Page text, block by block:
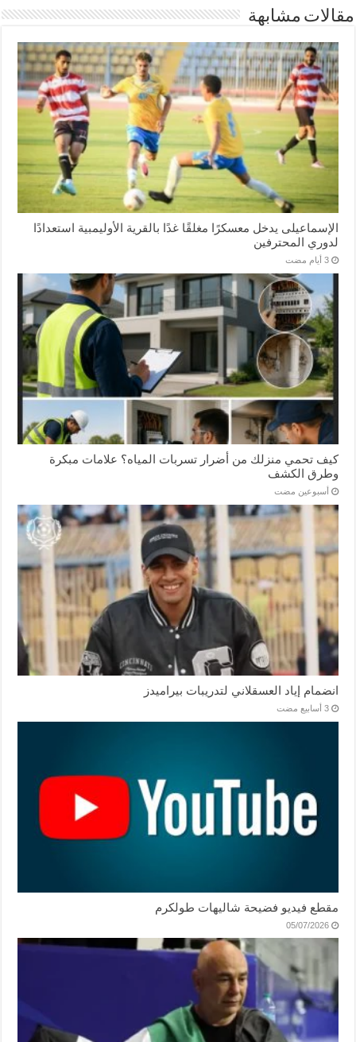
مقالات مشابهة
الإسماعیلی یدخل معسكرًا مغلقًا غدًا بالقرية الأوليمبية استعدادًا
لدوري المحترفين
‏3 أيام مضت
كيف تحمي منزلك من أضرار تسربات المياه؟ علامات مبكرة
وطرق الكشف
‏أسبوعين مضت
انضمام إياد العسقلاني لتدريبات بيراميدز
‏3 أسابيع مضت
مقطع فيديو فضيحة شاليهات طولكرم
05/07/2026